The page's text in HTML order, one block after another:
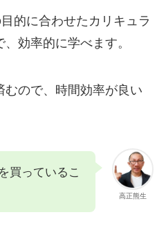
的に合わせたカリキュラ
効率的に学べます。
ので、時間効率が良い
高正熊生
買っているこ